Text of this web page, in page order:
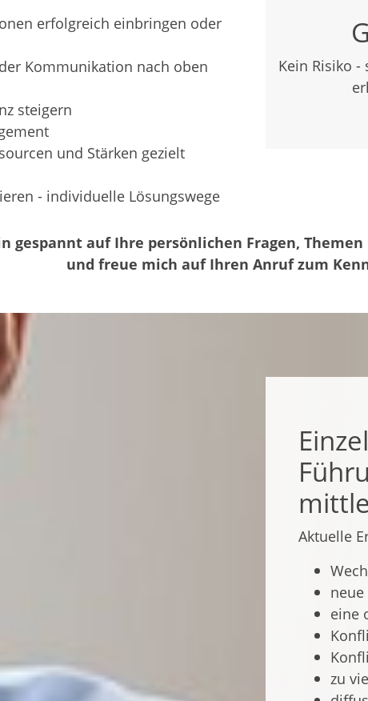
erfolgreich einbringen oder
Kommunikation nach oben
steigern
und Stärken gezielt
- individuelle Lösungswege
Kein Risiko
gespannt auf Ihre persönlichen Fragen,
und freue mich auf Ihren Anruf zum
Aktuelle
eine
zu